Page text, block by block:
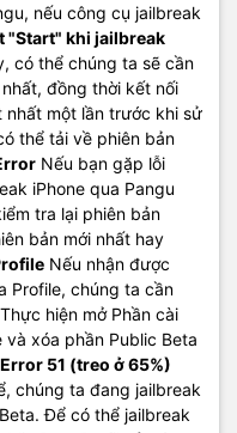
nếu công cụ jailbreak
"Start" khi jailbreak
có thể chúng ta sẽ cần
đồng thời kết nối
một lần trước khi sử
thể tải về phiên bản
Nếu bạn gặp lỗi
iPhone qua Pangu
tra lại phiên bản
bản mới nhất hay
Nếu nhận được
Profile, chúng ta cần
hiện mở Phần cài
xóa phần Public Beta
Error 51 (treo ở 65%)
chúng ta đang jailbreak
Để có thể jailbreak